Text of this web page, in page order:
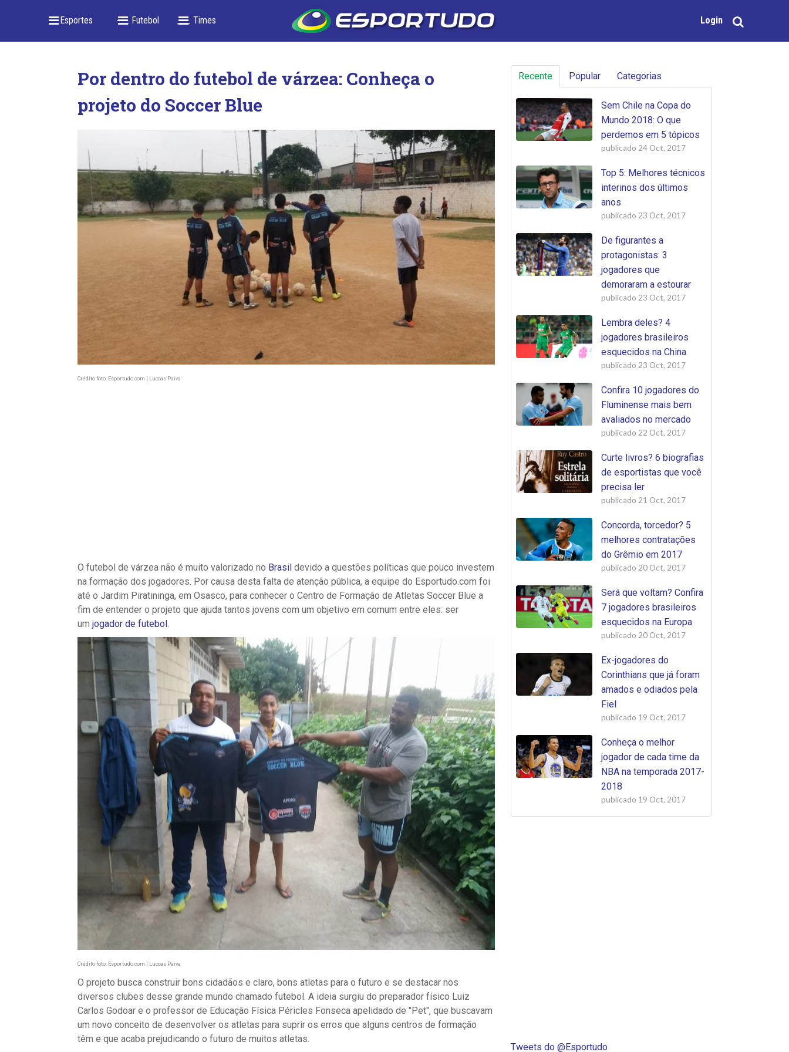
_ Esportes -- _ Futebol ___ Times Login
Por dentro do futebol de várzea: Conheça o
projeto do Soccer Blue
Crédito foto: Esportudo.com | Luccas Paiva
O futebol de várzea não é muito valorizado no Brasil devido a questões políticas que pouco investem
na formação dos jogadores. Por causa desta falta de atenção pública, a equipe do Esportudo.com foi
até o Jardim Piratininga, em Osasco, para conhecer o Centro de Formação de Atletas Soccer Blue a
fim de entender o projeto que ajuda tantos jovens com um objetivo em comum entre eles: ser
um jogador de futebol
Crédito foto: Esportudo.com | Luccas Paiva
O projeto busca construir bons cidadãos e claro, bons atletas para o futuro e se destacar nos
diversos clubes desse grande mundo chamado futebol. A ideia surgiu do preparador físico Luiz
Carlos Godoar e o professor de Educação Física Péricles Fonseca apelidado de "Pet", que buscavam
um novo conceito de desenvolver os atletas para suprir os erros que alguns centros de formação
têm e que acaba prejudicando o futuro de muitos atletas.
Recente Popular Categorias
Sem Chile na Copa do
Mundo 2018: O que
perdemos em 5 tópicos
publicado 24 Oct, 2017
Top 5: Melhores técnicos
interinos dos últimos
anos
publicado 23 Oct, 2017
De figurantes a
protagonistas: 3
jogadores que
demoraram a estourar
publicado 23 Oct, 2017
Lembra deles? 4
jogadores brasileiros
esquecidos na China
publicado 23 Oct, 2017
Confira 10 jogadores do
Fluminense mais bem
avaliados no mercado
publicado 22 Oct, 2017
Curte livros? 6 biografias
de esportistas que você
precisa ler
publicado 21 Oct, 2017
Concorda, torcedor? 5
melhores contratações
do Grêmio em 2017
publicado 20 Oct, 2017
Será que voltam? Confira
7 jogadores brasileiros
esquecidos na Europa
publicado 20 Oct, 2017
Ex-jogadores do
Corinthians que já foram
amados e odiados pela
Fiel
publicado 19 Oct, 2017
Conheça o melhor
jogador de cada time da
NBA na temporada 2017-
2018
publicado 19 Oct, 2017
Tweets do @Esportudo